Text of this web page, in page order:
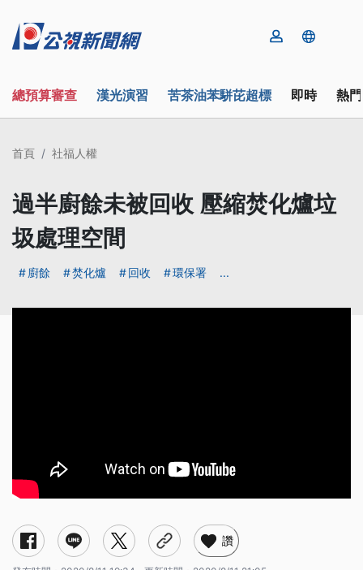
總預算審查 漢光演習 苦茶油苯駢芘超標 即時 熱
首頁 社福人權
過半廚餘未被回收 壓縮焚化爐垃
圾處理空間
廚餘 焚化爐 回收 環保署 ...
讚